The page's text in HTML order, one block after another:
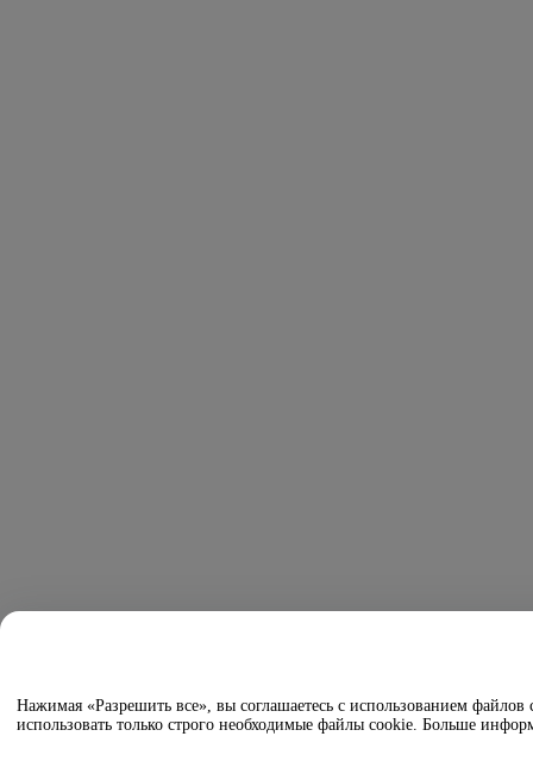
Нажимая «Разрешить все», вы соглашаетесь с использованием
использовать только строго необходимые файлы cookie. Больше